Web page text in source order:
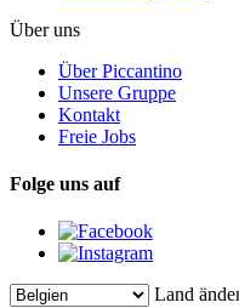
Über uns
Über Piccantino
Unsere Gruppe
Kontakt
Freie Jobs
Folge uns auf
Land